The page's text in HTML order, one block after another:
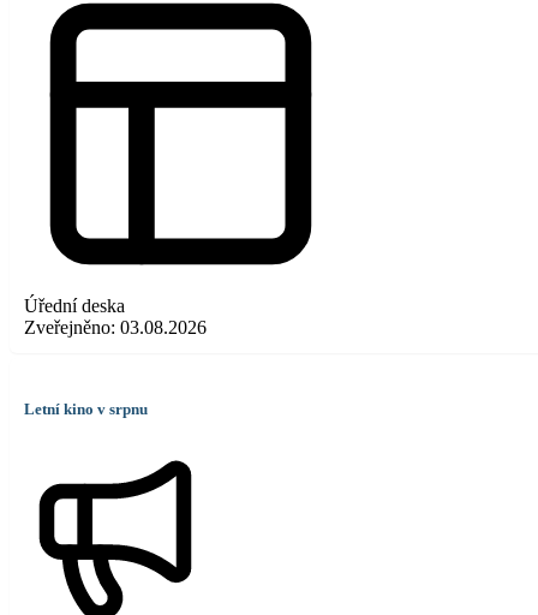
Úřední deska
Zveřejněno: 03.08.2026
Letní kino v srpnu